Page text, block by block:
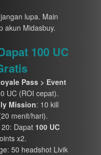
lupa. Main
akun Midasbuy.
100 UC
Pass > Event
UC (ROI cepat).
Mission: 10 kill
menit/hari).
Dapat 100 UC
x2.
50 headshot Livik